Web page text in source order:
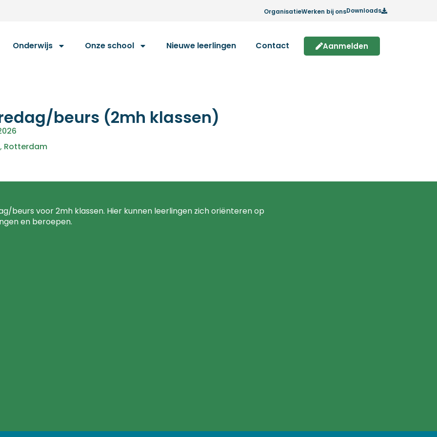
OrganisatieWerken bij onsDownloads
Onderwijs Onze school Nieuwe leerlingen Contact Aanmelden
beurs (2mh klassen)
, Rotterdam
beurs voor 2mh klassen. Hier kunnen leerlingen zich oriënteren op
en beroepen.